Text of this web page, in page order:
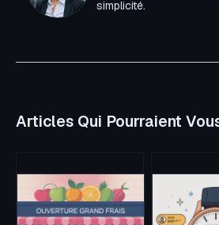
simplicité.
Articles Qui Pourraient